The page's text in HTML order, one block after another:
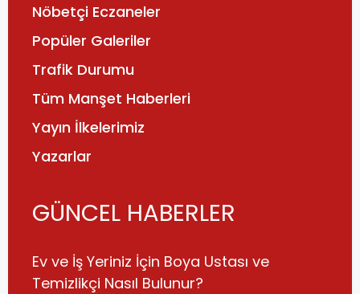
Nöbetçi Eczaneler
Popüler Galeriler
Trafik Durumu
Tüm Manşet Haberleri
Yayın İlkelerimiz
Yazarlar
GÜNCEL HABERLER
Ev ve İş Yeriniz İçin Boya Ustası ve
Temizlikçi Nasıl Bulunur?